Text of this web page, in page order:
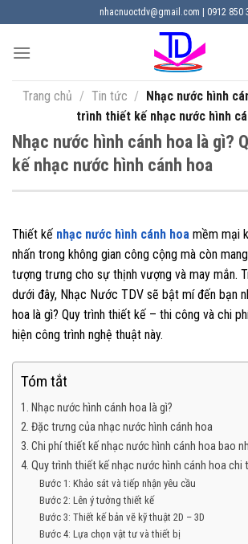
đến
nhacnuoctdv@gmail.com | 0912 850
Trang chủ / Tin tức / Nhạc nước hình
trình thiết kế nhạc nước hình
Nhạc nước hình cánh hoa là gì?
kế nhạc nước hình cánh hoa
Thiết kế nhạc nước hình cánh hoa mềm mại
nhấn trong không gian công cộng mà còn
tượng trưng cho sự thịnh vượng và may mắn.
dưới đây, Nhạc Nước TDV sẽ bật mí đến bạn
hoa là gì? Quy trình thiết kế – thi công và chi
hiện công trình nghệ thuật này.
Tóm tắt
1. Nhạc nước hình cánh hoa là gì?
2. Đặc trưng của nhạc nước hình cánh hoa
3. Chi phí thiết kế nhạc nước hình cánh hoa bao
4. Quy trình thiết kế nhạc nước hình cánh hoa chi
Bước 1: Khảo sát và tiếp nhận yêu cầu
Bước 2: Lên ý tưởng thiết kế
Bước 3: Thiết kế bản vẽ kỹ thuật 2D – 3D
Bước 4: Lựa chọn vật tư và thiết bị